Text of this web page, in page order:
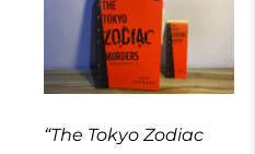
“The Tokyo Zodiac